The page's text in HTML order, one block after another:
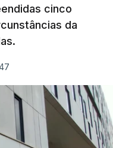
reapreciações"
"Será
a totalidade
de reapreciação
Há
preenchidos
para o
cinco
da